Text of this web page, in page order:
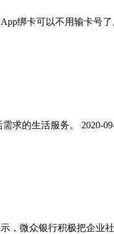
绑卡可以不用输卡号了
求的生活服务。 2020-
，微众银行积极把企业